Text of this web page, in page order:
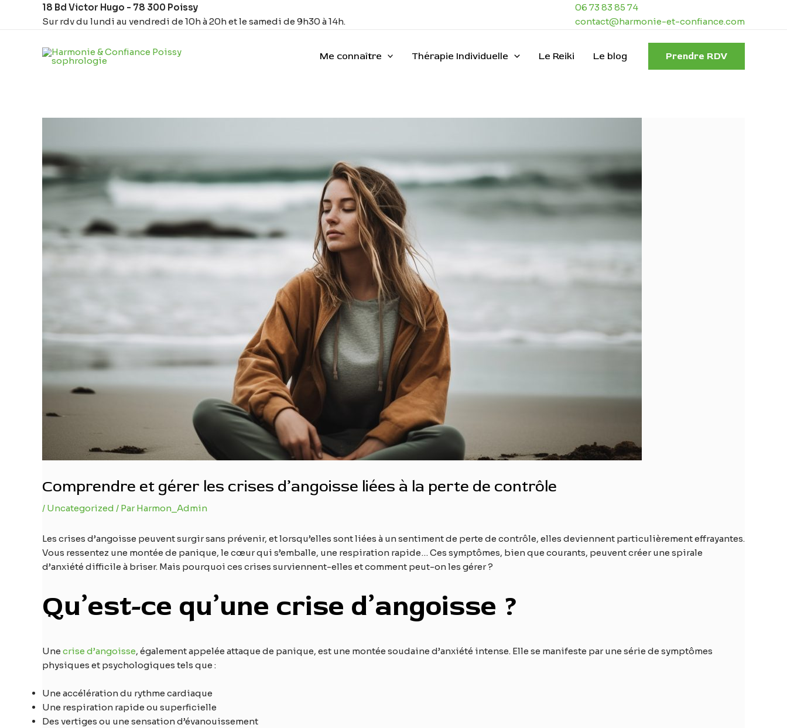
18 Bd Victor Hugo - 78 300 Poissy
Sur rdv du lundi au vendredi de 10h à 20h et le samedi de 9h30 à 14h.
06 73 83 85 74
contact@harmonie-et-confiance.com
Me connaître Thérapie Individuelle Le Reiki Le blog Prendre RDV
Comprendre et gérer les crises d’angoisse liées à la perte de contrôle
/ Uncategorized / ParHarmon_Admin
Les crises d’angoisse peuvent surgir sans prévenir, et lorsqu’elles sont liées à un sentiment de perte de contrôle, elles deviennent particulièrement effrayantes.
Vous ressentez une montée de panique, le cœur qui s’emballe, une respiration rapide… Ces symptômes, bien que courants, peuvent créer une spirale
d’anxiété difficile à briser. Mais pourquoi ces crises surviennent-elles et comment peut-on les gérer ?
Qu’est-ce qu’une crise d’angoisse ?
Une crise d’angoisse, également appelée attaque de panique, est une montée soudaine d’anxiété intense. Elle se manifeste par une série de symptômes
physiques et psychologiques tels que :
Une accélération du rythme cardiaque
Une respiration rapide ou superficielle
Des vertiges ou une sensation d’évanouissement
Navigation
des